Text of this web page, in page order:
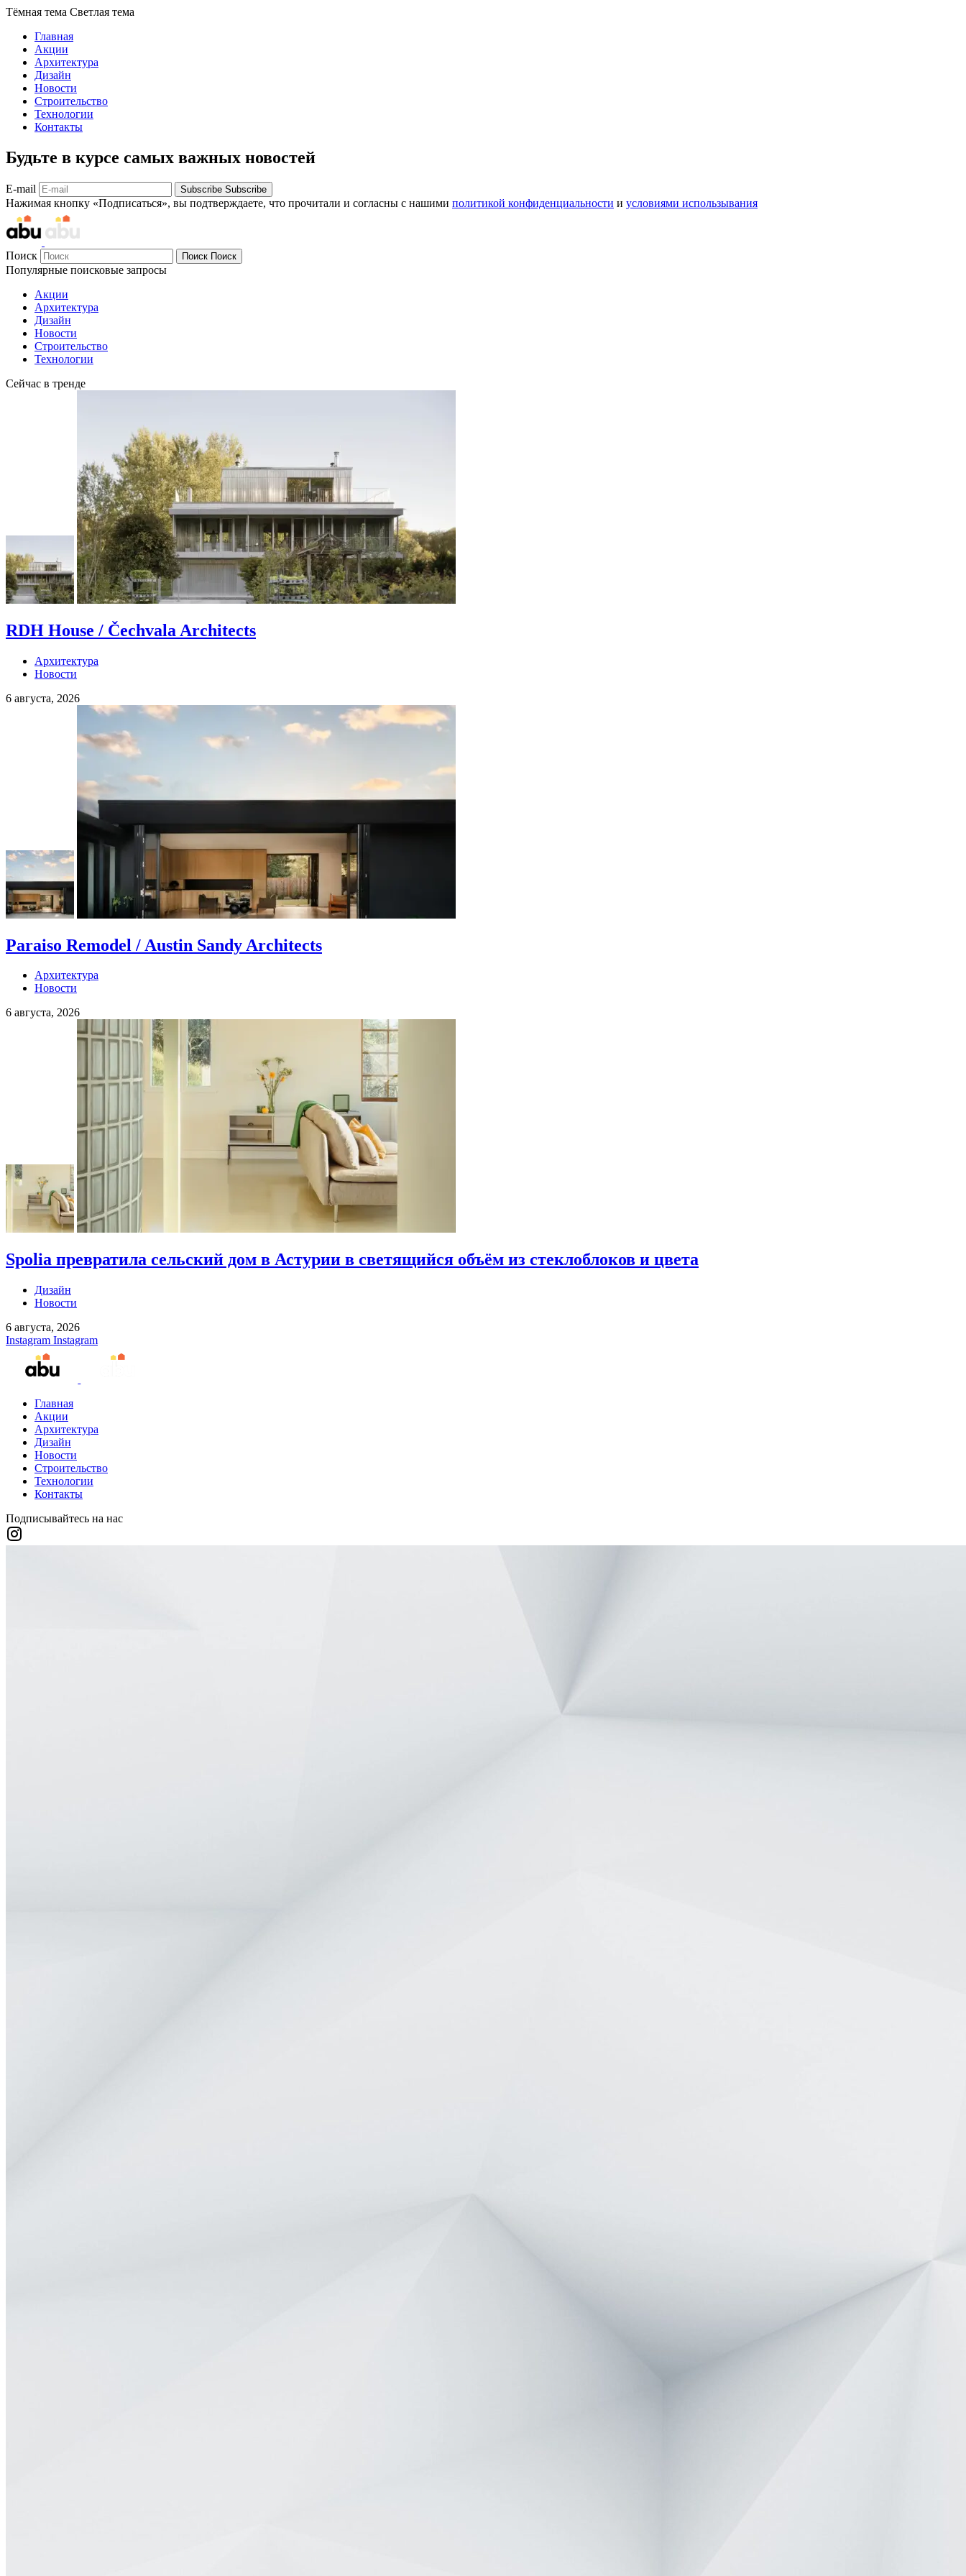
Тёмная тема Светлая тема
Главная
Акции
Архитектура
Дизайн
Новости
Строительство
Технологии
Контакты
Будьте в курсе самых важных новостей
E-mail Subscribe Subscribe
Нажимая кнопку «Подписаться», вы подтверждаете, что прочитали и согласны с нашими политикой конфиденциальности и условиями использывания
Поиск Поиск Поиск
Популярные поисковые запросы
Акции
Архитектура
Дизайн
Новости
Строительство
Технологии
Сейчас в тренде
RDH House / Čechvala Architects
Архитектура
Новости
6 августа, 2026
Paraiso Remodel / Austin Sandy Architects
Архитектура
Новости
6 августа, 2026
Spolia превратила сельский дом в Астурии в светящийся объём из стеклоблоков и цвета
Дизайн
Новости
6 августа, 2026
Instagram Instagram
Главная
Акции
Архитектура
Дизайн
Новости
Строительство
Технологии
Контакты
Подписывайтесь на нас